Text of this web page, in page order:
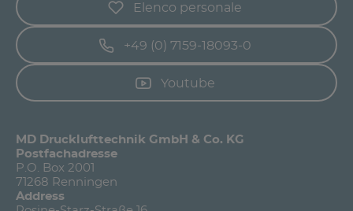
Elenco personale
+49 (0) 7159-18093-0
Youtube
MD Drucklufttechnik GmbH & Co. KG
Postfachadresse
P.O. Box 2001
71268 Renningen
Address